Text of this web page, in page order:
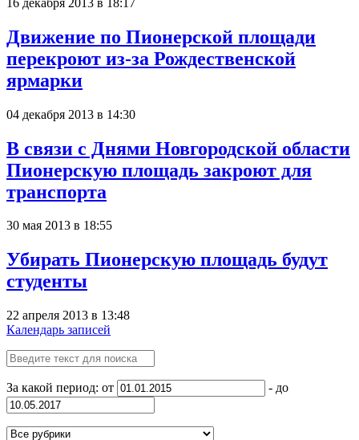
Движение по Пионерской площади
перекроют из-за Рождественской
ярмарки
04 декабря 2013 в 14:30
В связи с Днями Новгородской области
Пионерскую площадь закроют для
транспорта
30 мая 2013 в 18:55
Убирать Пионерскую площадь будут
студенты
22 апреля 2013 в 13:48
Календарь записей
За какой период: от - до